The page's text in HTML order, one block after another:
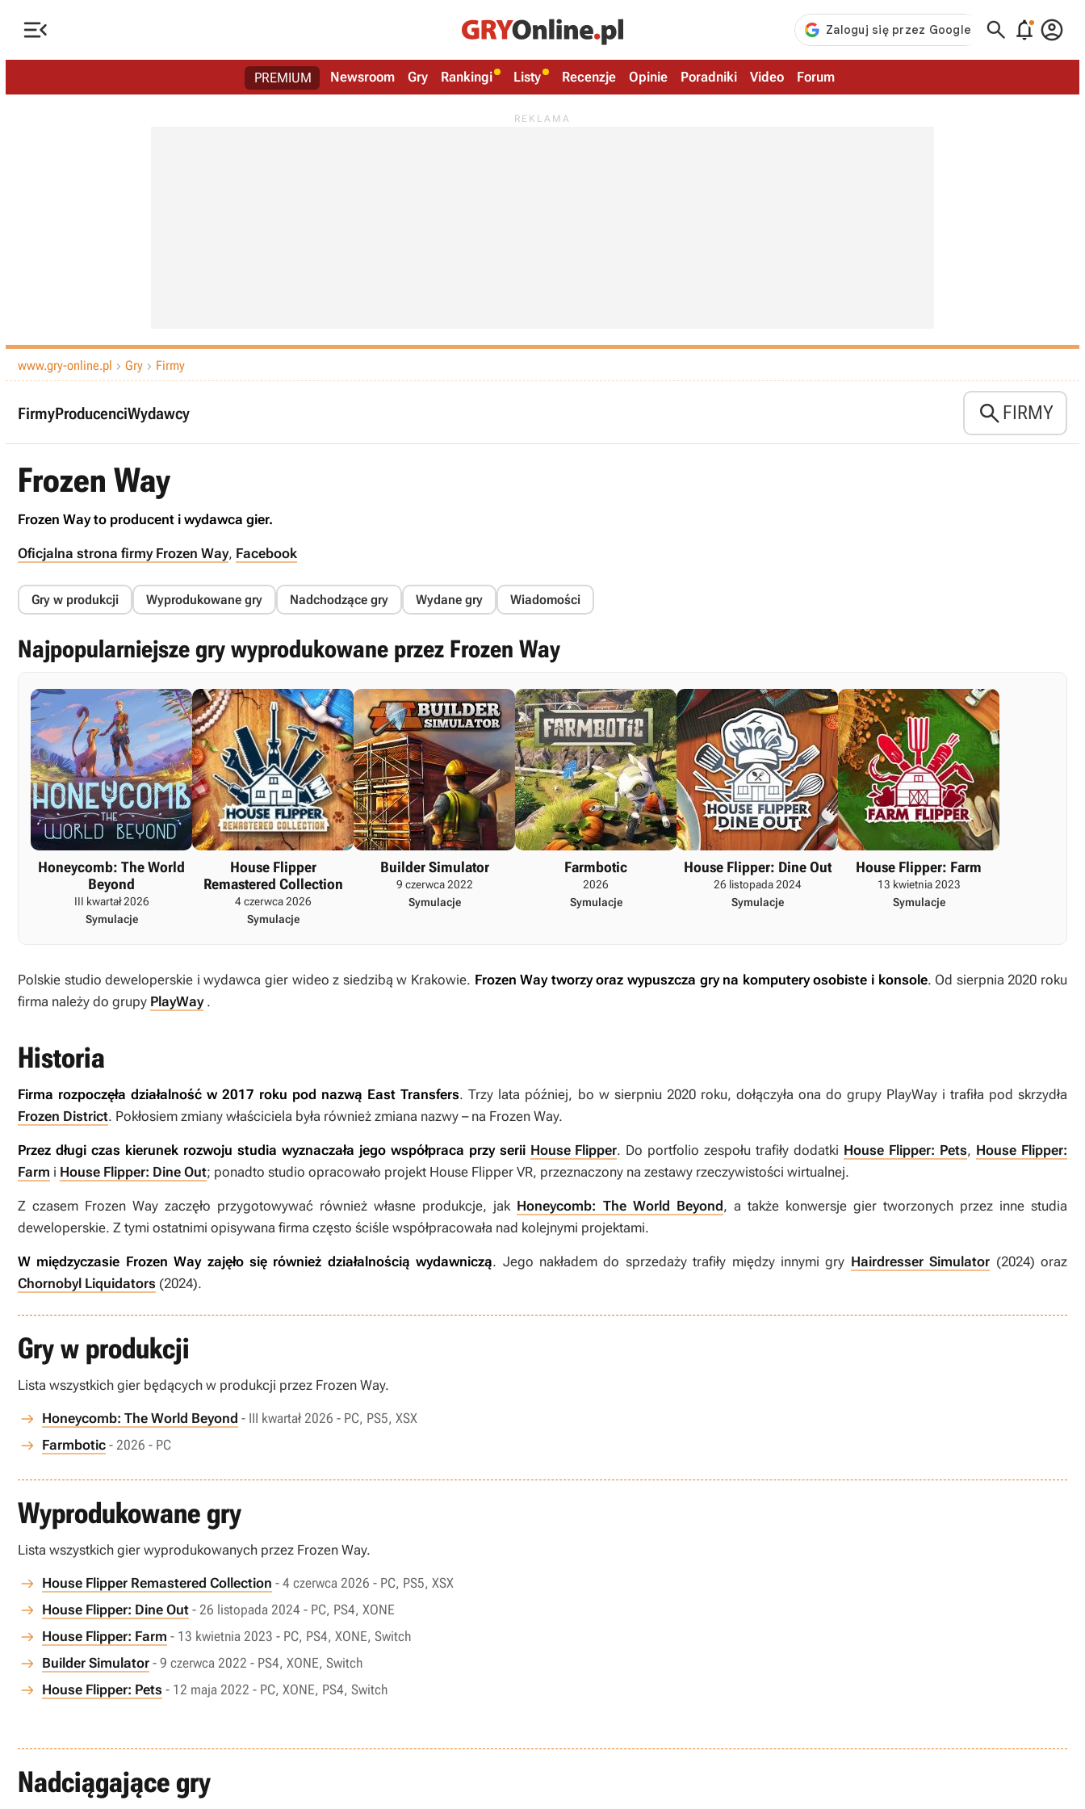
   
PREMIUM Newsroom Gry Rankingi Listy Recenzje Opinie Poradniki Video Forum
www.gry-online.pl  Gry  Firmy
FirmyProducenciWydawcy FIRMY
Frozen Way
Frozen Way to producent i wydawca gier.
Oficjalna strona firmy Frozen Way, Facebook
Gry w produkcji Wyprodukowane gry Nadchodzące gry Wydane gry Wiadomości
Najpopularniejsze gry wyprodukowane przez Frozen Way
Honeycomb: The World
Beyond
III kwartał 2026
Symulacje
House Flipper
Remastered Collection
4 czerwca 2026
Symulacje
Builder Simulator
9 czerwca 2022
Symulacje
Farmbotic
2026
Symulacje
House Flipper: Dine Out
26 listopada 2024
Symulacje
House Flipper: Farm
13 kwietnia 2023
Symulacje
Polskie studio deweloperskie i wydawca gier wideo z siedzibą w Krakowie. Frozen Way tworzy oraz wypuszcza gry na komputery osobiste i konsole. Od sierpnia 2020 roku
firma należy do grupy PlayWay.
Historia
Firma rozpoczęła działalność w 2017 roku pod nazwą East Transfers. Trzy lata później, bo w sierpniu 2020 roku, dołączyła ona do grupy PlayWay i trafiła pod skrzydła
Frozen District. Pokłosiem zmiany właściciela była również zmiana nazwy – na Frozen Way.
Przez długi czas kierunek rozwoju studia wyznaczała jego współpraca przy serii House Flipper. Do portfolio zespołu trafiły dodatki House Flipper: Pets, House Flipper:
Farm i House Flipper: Dine Out; ponadto studio opracowało projekt House Flipper VR, przeznaczony na zestawy rzeczywistości wirtualnej.
Z czasem Frozen Way zaczęło przygotowywać również własne produkcje, jak Honeycomb: The World Beyond, a także konwersje gier tworzonych przez inne studia
deweloperskie. Z tymi ostatnimi opisywana firma często ściśle współpracowała nad kolejnymi projektami.
W międzyczasie Frozen Way zajęło się również działalnością wydawniczą. Jego nakładem do sprzedaży trafiły między innymi gry Hairdresser Simulator (2024) oraz
Chornobyl Liquidators (2024).
Gry w produkcji
Lista wszystkich gier będących w produkcji przez Frozen Way.
Honeycomb: The World Beyond - III kwartał 2026 - PC, PS5, XSX
Farmbotic - 2026 - PC
Wyprodukowane gry
Lista wszystkich gier wyprodukowanych przez Frozen Way.
House Flipper Remastered Collection - 4 czerwca 2026 - PC, PS5, XSX
House Flipper: Dine Out - 26 listopada 2024 - PC, PS4, XONE
House Flipper: Farm - 13 kwietnia 2023 - PC, PS4, XONE, Switch
Builder Simulator - 9 czerwca 2022 - PS4, XONE, Switch
House Flipper: Pets - 12 maja 2022 - PC, XONE, PS4, Switch
Nadciągające gry